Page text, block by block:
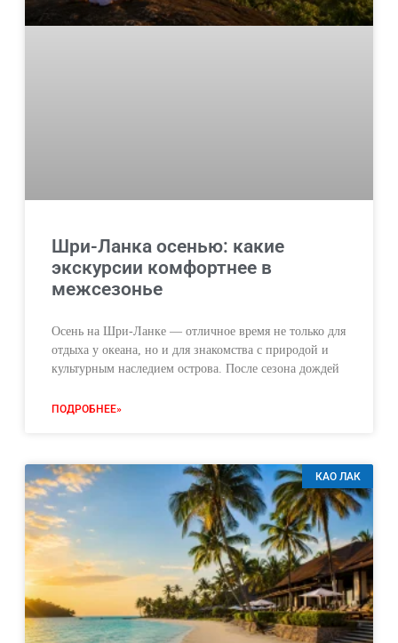
Шри-Ланка осенью: какие
экскурсии комфортнее в
межсезонье
Осень на Шри-Ланке — отличное время не только для
отдыха у океана, но и для знакомства с природой и
культурным наследием острова. После сезона дождей
ПОДРОБНЕЕ»
КАО ЛАК